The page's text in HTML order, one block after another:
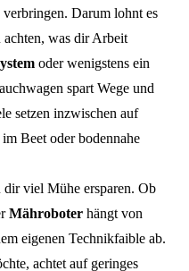
Darum lohnt es
achten, was dir Arbeit
oder wenigstens ein
spart Wege und
setzen inzwischen auf
Beet oder bodennahe
dir viel Mühe ersparen. Ob
Mähroboter hängt von
eigenen Technikfaible ab.
achtet auf geringes